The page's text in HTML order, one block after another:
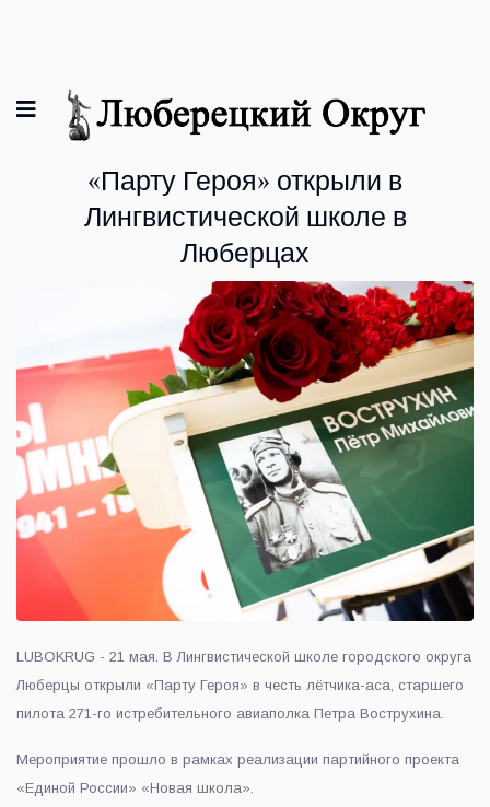
«Парту Героя» открыли в
Лингвистической школе в
Люберцах
LUBOKRUG - 21 мая. В Лингвистической школе городского округа
Люберцы открыли «Парту Героя» в честь лётчика-аса, старшего
пилота 271-го истребительного авиаполка Петра Вострухина.
Мероприятие прошло в рамках реализации партийного проекта
«Единой России» «Новая школа».